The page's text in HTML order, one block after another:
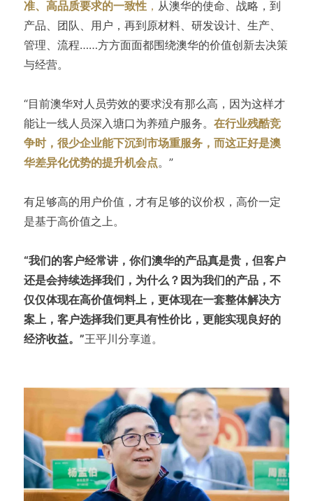
准、高品质要求的一致性， 从澳华的使命、战略，到
产品、团队、用户，再到原材料、研发设计、生产、
管理、流程……方方面面都围绕澳华的价值创新去决策
与经营。
“目前澳华对人员劳效的要求没有那么高，因为这样才
能让一线人员深入塘口为养殖户服务。 在行业残酷竞
争时，很少企业能下沉到市场重服务，而这正好是澳
华差异化优势的提升机会点。”
有足够高的用户价值，才有足够的议价权，高价一定
是基于高价值之上。
“我们的客户经常讲，你们澳华的产品真是贵，但客户
还是会持续选择我们，为什么？因为我们的产品，不
仅仅体现在高价值饲料上，更体现在一套整体解决方
案上，客户选择我们更具有性价比，更能实现良好的
经济收益。”王平川分享道。